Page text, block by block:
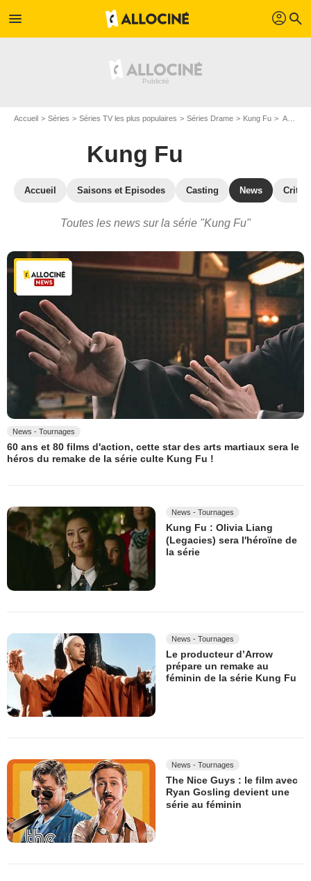
menu profil search
Accueil Séries Séries TV les plus populaires Séries Drame Kung Fu Actualité de la série Kung Fu
Kung Fu
Accueil Saisons et Episodes Casting News
Toutes les news sur la série "Kung Fu"
News - Tournages
60 ans et 80 films d'action, cette star des arts martiaux sera le
héros du remake de la série culte Kung Fu !
News - Tournages
Kung Fu : Olivia Liang
(Legacies) sera l'héroïne de
la série
News - Tournages
Le producteur d’Arrow
prépare un remake au
féminin de la série Kung Fu
News - Tournages
The Nice Guys : le film avec
Ryan Gosling devient une
série au féminin